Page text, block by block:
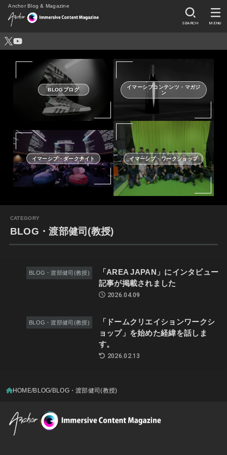
Anchor Blog & Magazine
SEARCH MENU
BLOGブログ
イマーシブコンテンツ・マガジ
ン
イマーシブ・ダークナイト イマーシブ・ワークショップ
BLOG・渡部健司(教授)
BLOG・渡部健司(教授)
「AREA JAPAN」にインタビュー
記事が掲載されました
2026.04.09
BLOG・渡部健司(教授)
「ドームクリエイションワークシ
ョップ」を始めた経緯を話しま
す。
2026.02.13
HOME BLOG BLOG・渡部健司(教授)